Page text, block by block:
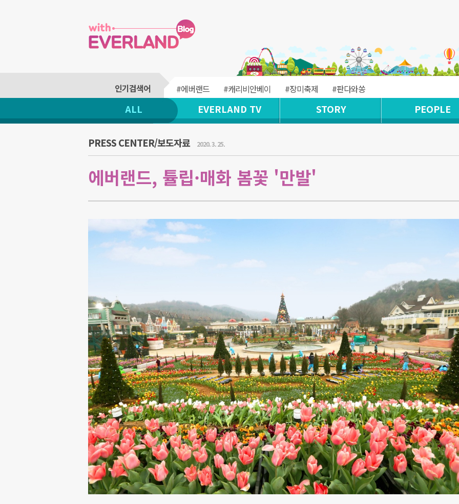
#에버랜드 #캐리비안베이 #장미축제 #판다와쏭
ALL EVERLAND TV STORY PEOPLE
PRESS CENTER/보도자료 2020. 3. 25.
에버랜드, 튤립·매화 봄꽃 '만발'